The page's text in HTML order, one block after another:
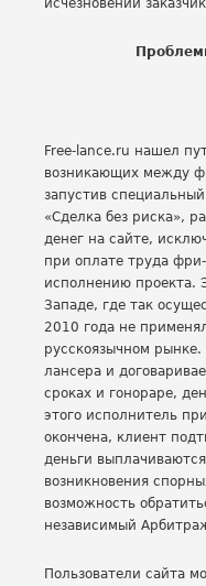
исчезновении
Free-lance.ru нашел
возникающих между
запустив
«Сделка без риска»,
денег на сайте,
при оплате труда
исполнению проекта.
Западе, где так
2010 года не
русскоязычном
лансера и
сроках и гонораре,
этого исполнитель
окончена, клиент
деньги
возникновения
возможность
независимый
Пользователи сайта